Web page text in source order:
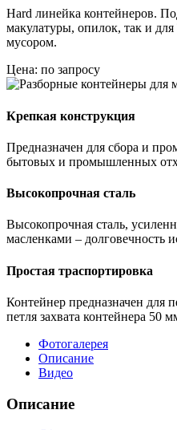
Hard линейка контейнеров.
макулатуры, опилок, так и
мусором.
Цена: по запросу
Крепкая конструкция
Предназначен для сбора и
бытовых и промышленных
Высокопрочная сталь
Высокопрочная сталь,
масленками – долговечность
Простая траспортировка
Контейнер предназначен для
петля захвата контейнера 50
Фотогалерея
Описание
Видео
Описание